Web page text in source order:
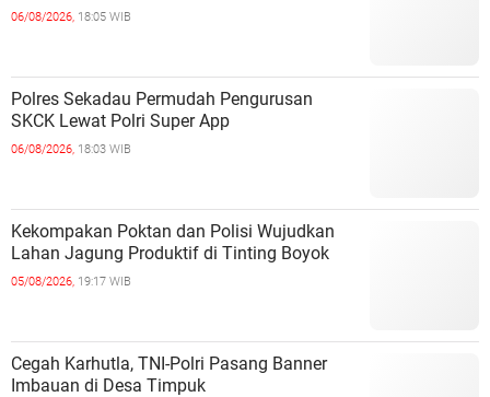
06/08/2026, 18:05 WIB
Polres Sekadau Permudah Pengurusan
SKCK Lewat Polri Super App
06/08/2026, 18:03 WIB
Kekompakan Poktan dan Polisi Wujudkan
Lahan Jagung Produktif di Tinting Boyok
05/08/2026, 19:17 WIB
Cegah Karhutla, TNI-Polri Pasang Banner
Imbauan di Desa Timpuk